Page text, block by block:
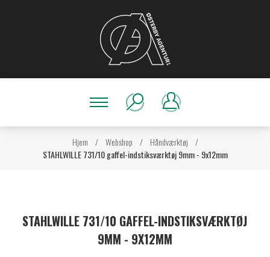
Hjem / Webshop / Håndværktøj
/
STAHLWILLE 731/10 gaffel-indstiksværktøj 9mm - 9x12mm
STAHLWILLE 731/10 GAFFEL-INDSTIKSVÆRKTØJ
9MM - 9X12MM